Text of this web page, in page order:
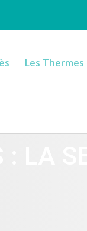
Les Thermes